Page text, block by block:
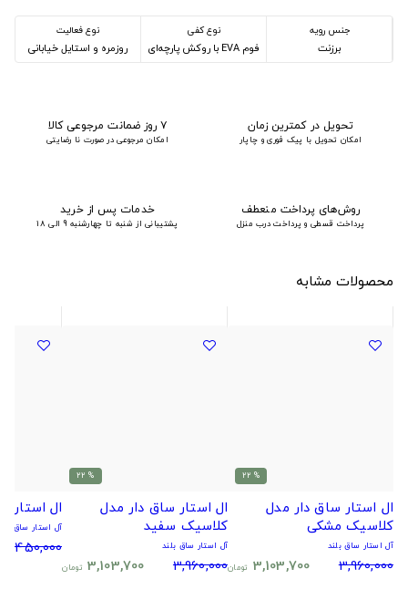
جنس رویه
برزنت
نوع کفی
فوم EVA با روکش پارچه‌ای
نوع فعالیت
روزمره و استایل خیابانی
تحویل در کمترین زمان
امکان تحویل با پیک فوری و چاپار
۷ روز ضمانت مرجوعی کالا
امکان مرجوعی در صورت نا رضایتی
روش‌های پرداخت منعطف
پرداخت قسطی و پرداخت درب منزل
خدمات پس از خرید
پشتیبانی از شنبه تا چهارشنبه 9 الی 18
محصولات مشابه
% 22
ال استار ساق دار مدل
کلاسیک مشکی
آل استار ساق بلند
3,960,000
3,103,700 تومان
% 22
ال استار ساق دار مدل
کلاسیک سفید
آل استار ساق بلند
3,960,000
3,103,700 تومان
ال استار
آل استار ساق
4,450,000